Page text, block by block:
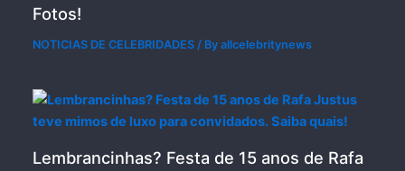
Fotos!
NOTICIAS DE CELEBRIDADES / Byallcelebritynews
Lembrancinhas? Festa de 15 anos de Rafa